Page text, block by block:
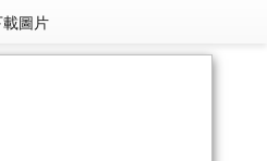
圖片